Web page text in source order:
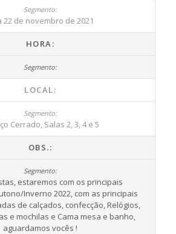
22 de novembro de 2021
HORA:
LOCAL:
Cerrado, Salas 2, 3, 4 e 5
OBS.:
estaremos com os principais
Inverno 2022, com as principais
de calçados, confecção, Relógios,
e mochilas e Cama mesa e banho,
aguardamos vocês !